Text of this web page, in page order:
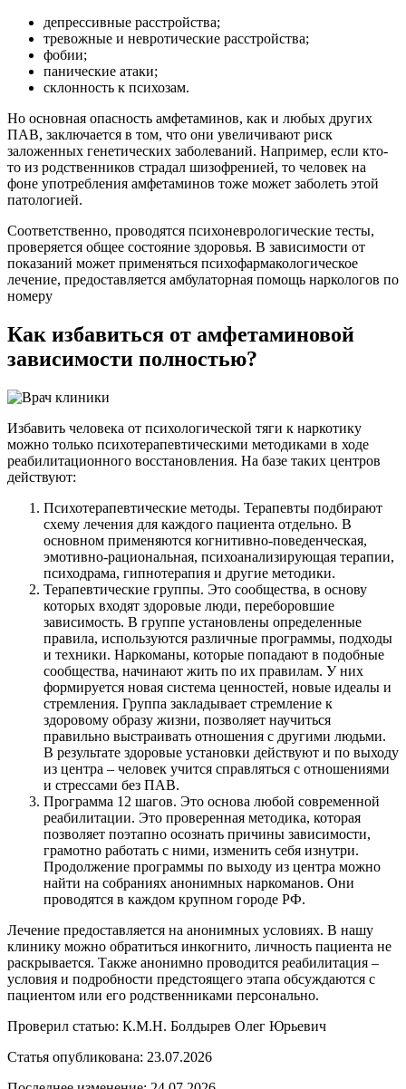
депрессивные расстройства;
тревожные и невротические расстройства;
фобии;
панические атаки;
склонность к психозам.
Но основная опасность амфетаминов, как и любых других
ПАВ, заключается в том, что они увеличивают риск
заложенных генетических заболеваний. Например, если кто-
то из родственников страдал шизофренией, то человек на
фоне употребления амфетаминов тоже может заболеть этой
патологией.
Соответственно, проводятся психоневрологические тесты,
проверяется общее состояние здоровья. В зависимости от
показаний может применяться психофармакологическое
лечение, предоставляется амбулаторная помощь наркологов по
номеру
Как избавиться от амфетаминовой
зависимости полностью?
Избавить человека от психологической тяги к наркотику
можно только психотерапевтическими методиками в ходе
реабилитационного восстановления. На базе таких центров
действуют:
Психотерапевтические методы. Терапевты подбирают
схему лечения для каждого пациента отдельно. В
основном применяются когнитивно-поведенческая,
эмотивно-рациональная, психоанализирующая терапии,
психодрама, гипнотерапия и другие методики.
Терапевтические группы. Это сообщества, в основу
которых входят здоровые люди, переборовшие
зависимость. В группе установлены определенные
правила, используются различные программы, подходы
и техники. Наркоманы, которые попадают в подобные
сообщества, начинают жить по их правилам. У них
формируется новая система ценностей, новые идеалы и
стремления. Группа закладывает стремление к
здоровому образу жизни, позволяет научиться
правильно выстраивать отношения с другими людьми.
В результате здоровые установки действуют и по выходу
из центра – человек учится справляться с отношениями
и стрессами без ПАВ.
Программа 12 шагов. Это основа любой современной
реабилитации. Это проверенная методика, которая
позволяет поэтапно осознать причины зависимости,
грамотно работать с ними, изменить себя изнутри.
Продолжение программы по выходу из центра можно
найти на собраниях анонимных наркоманов. Они
проводятся в каждом крупном городе РФ.
Лечение предоставляется на анонимных условиях. В нашу
клинику можно обратиться инкогнито, личность пациента не
раскрывается. Также анонимно проводится реабилитация –
условия и подробности предстоящего этапа обсуждаются с
пациентом или его родственниками персонально.
Проверил статью: К.М.Н. Болдырев Олег Юрьевич
Статья опубликована: 23.07.2026